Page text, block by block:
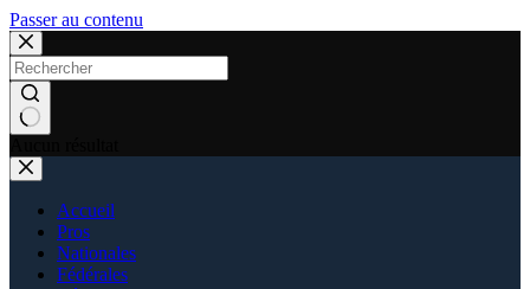
Passer au contenu
Accueil
Pros
Nationales
Fédérales